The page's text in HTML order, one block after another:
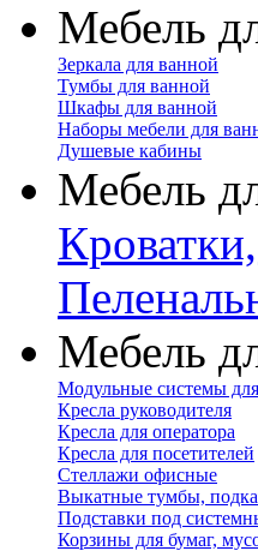
Мебель
Зеркала для ванной
Тумбы для ванной
Шкафы для ванной
Наборы мебели для
Душевые кабины
Мебель
Мебель
Модульные системы
Кресла руководителя
Кресла для оператора
Кресла для посетителей
Стеллажи офисные
Выкатные тумбы,
Подставки под
Корзины для бумаг,